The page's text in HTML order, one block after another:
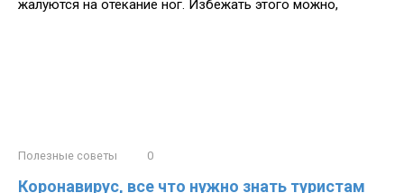
жалуются на отекание ног. Избежать этого можно,
Полезные советы 0
Коронавирус, все что нужно знать туристам